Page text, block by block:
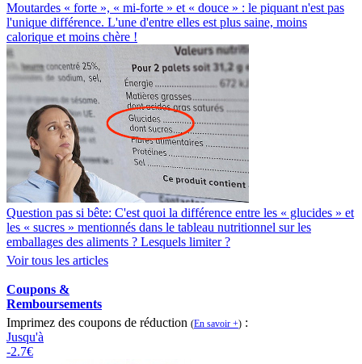
Moutardes « forte », « mi-forte » et « douce » : le piquant n'est pas
l'unique différence. L'une d'entre elles est plus saine, moins
calorique et moins chère !
Question pas si bête: C'est quoi la différence entre les « glucides » et
les « sucres » mentionnés dans le tableau nutritionnel sur les
emballages des aliments ? Lesquels limiter ?
Voir tous les articles
Coupons &
Remboursements
Imprimez des coupons de réduction (En savoir +) :
Jusqu'à
-2.7€